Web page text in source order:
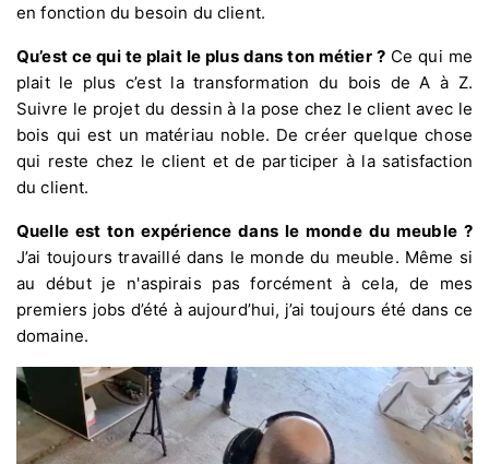
en fonction du besoin du client.
Qu’est ce qui te plait le plus dans ton métier ?Ce qui me
plait le plus c’est la transformation du bois de A à Z.
Suivre le projet du dessin à la pose chez le client avec le
bois qui est un matériau noble. De créer quelque chose
qui reste chez le client et de participer à la satisfaction
du client.
Quelle est ton expérience dans le monde du meuble ?
J’ai toujours travaillé dans le monde du meuble. Même si
au début je n'aspirais pas forcément à cela, de mes
premiers jobs d’été à aujourd’hui, j’ai toujours été dans ce
domaine.